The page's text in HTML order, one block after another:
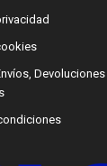
Devoluciones